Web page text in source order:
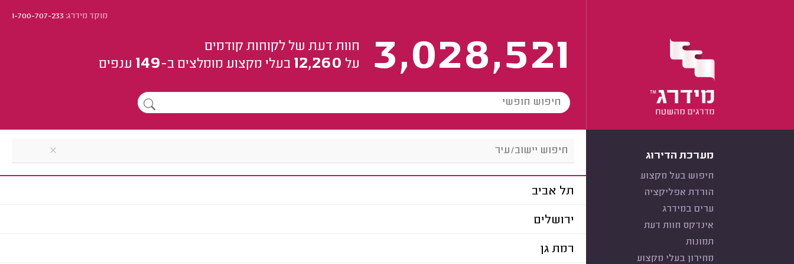
מוקד מידרג:1-700-707-233
3,028,521
חוות דעת של לקוחות קודמים
על 12,260 בעלי מקצוע מומלצים ב-149 ענפים
מערכת הדירוג
חיפוש בעל מקצוע
הורדת אפליקציה
ערים במידרג
אינדקס חוות דעת
תמונות
מחירון בעלי מקצוע
תל אביב
ירושלים
רמת גן